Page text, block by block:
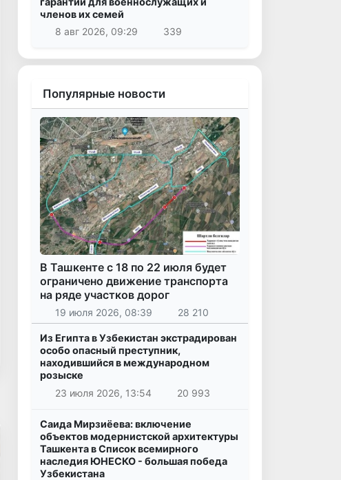
членов их семей
8 авг 2026, 09:29
339
Популярные новости
В Ташкенте с 18 по 22 июля будет
ограничено движение транспорта
на ряде участков дорог
19 июля 2026, 08:39 28 210
Из Египта в Узбекистан экстрадирован
особо опасный преступник,
находившийся в международном
розыске
23 июля 2026, 13:54
20 993
Саида Мирзиёева: включение
объектов модернистской архитектуры
Ташкента в Список всемирного
наследия ЮНЕСКО - большая победа
Узбекистана